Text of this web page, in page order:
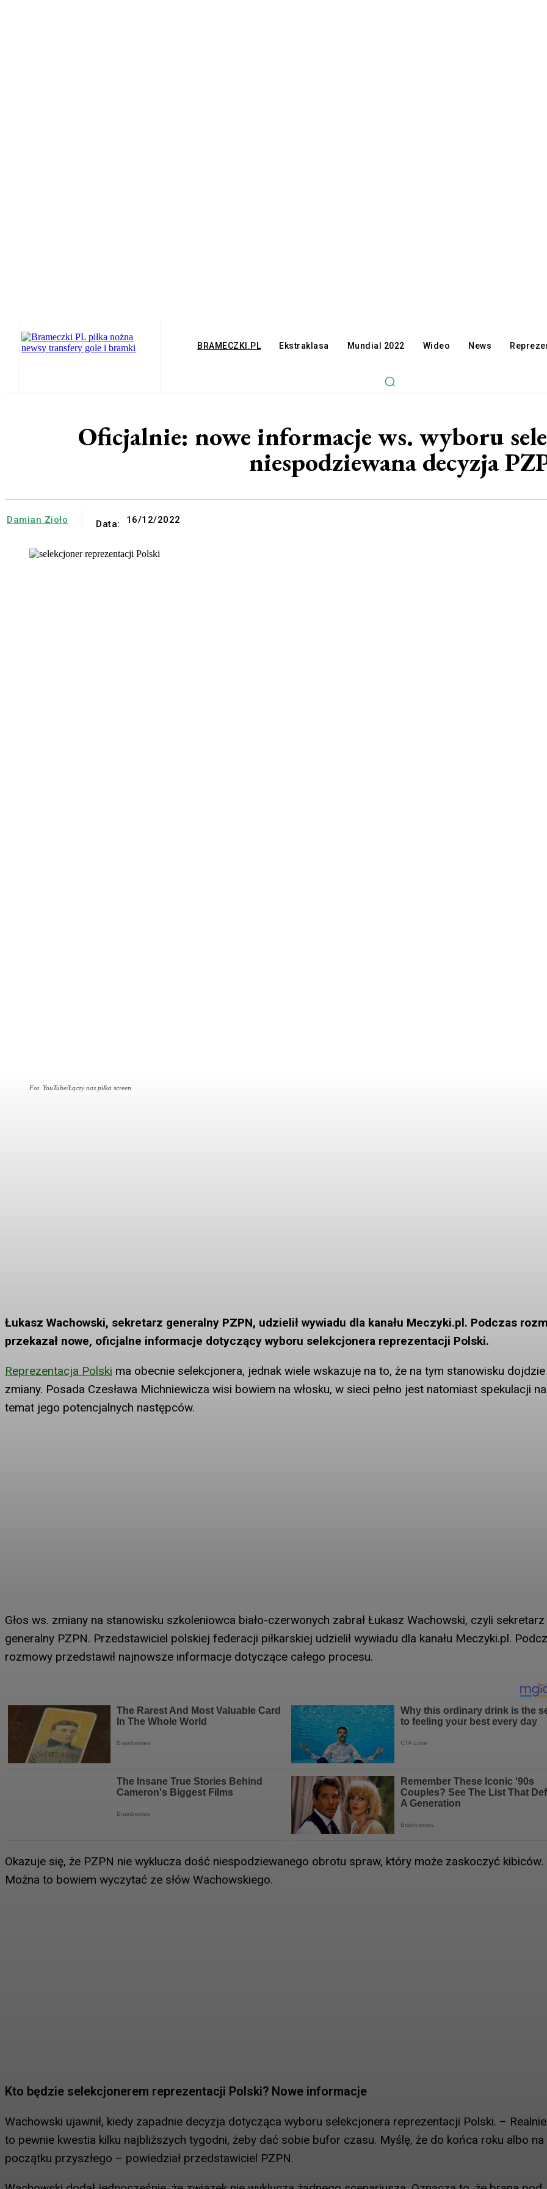
BRAMECZKI.PL Ekstraklasa Mundial 2022 Wideo News
Oficjalnie: nowe informacje ws. wyboru
niespodziewana decyzja
Damian Zioło Data: 16/12/2022
Fot. YouTube/Łączy nas piłka screen
Łukasz Wachowski, sekretarz generalny PZPN, udzielił wywiadu dla kanału Meczyki.pl. Podczas
przekazał nowe, oficjalne informacje dotyczący wyboru selekcjonera reprezentacji Polski.
Reprezentacja Polski ma obecnie selekcjonera, jednak wiele wskazuje na to, że na tym stanowisku
zmiany. Posada Czesława Michniewicza wisi bowiem na włosku, w sieci pełno jest natomiast spekulacji na
temat jego potencjalnych następców.
Głos ws. zmiany na stanowisku szkoleniowca biało-czerwonych zabrał Łukasz Wachowski, czyli sekretarz
generalny PZPN. Przedstawiciel polskiej federacji piłkarskiej udzielił wywiadu dla kanału Meczyki.pl.
rozmowy przedstawił najnowsze informacje dotyczące całego procesu.
Okazuje się, że PZPN nie wyklucza dość niespodziewanego obrotu spraw, który może zaskoczyć kibiców.
Można to bowiem wyczytać ze słów Wachowskiego.
Kto będzie selekcjonerem reprezentacji Polski? Nowe informacje
Wachowski ujawnił, kiedy zapadnie decyzja dotycząca wyboru selekcjonera reprezentacji Polski. –
to pewnie kwestia kilku najbliższych tygodni, żeby dać sobie bufor czasu. Myślę, że do końca roku albo na
początku przyszłego – powiedział przedstawiciel PZPN.